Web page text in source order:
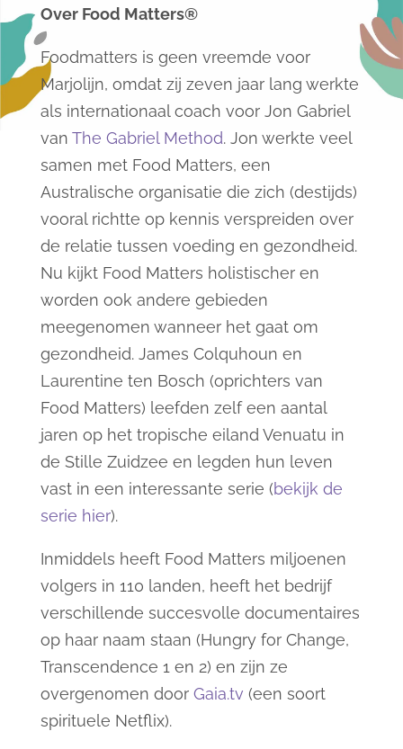
Over Food Matters®
Foodmatters is geen vreemde voor
Marjolijn, omdat zij zeven jaar lang werkte
als internationaal coach voor Jon Gabriel
van The Gabriel Method. Jon werkte veel
samen met Food Matters, een
Australische organisatie die zich (destijds)
vooral richtte op kennis verspreiden over
de relatie tussen voeding en gezondheid.
Nu kijkt Food Matters holistischer en
worden ook andere gebieden
meegenomen wanneer het gaat om
gezondheid. James Colquhoun en
Laurentine ten Bosch (oprichters van
Food Matters) leefden zelf een aantal
jaren op het tropische eiland Venuatu in
de Stille Zuidzee en legden hun leven
vast in een interessante serie (bekijk de
serie hier).
Inmiddels heeft Food Matters miljoenen
volgers in 110 landen, heeft het bedrijf
verschillende succesvolle documentaires
op haar naam staan (Hungry for Change,
Transcendence 1 en 2) en zijn ze
overgenomen door Gaia.tv (een soort
spirituele Netflix).